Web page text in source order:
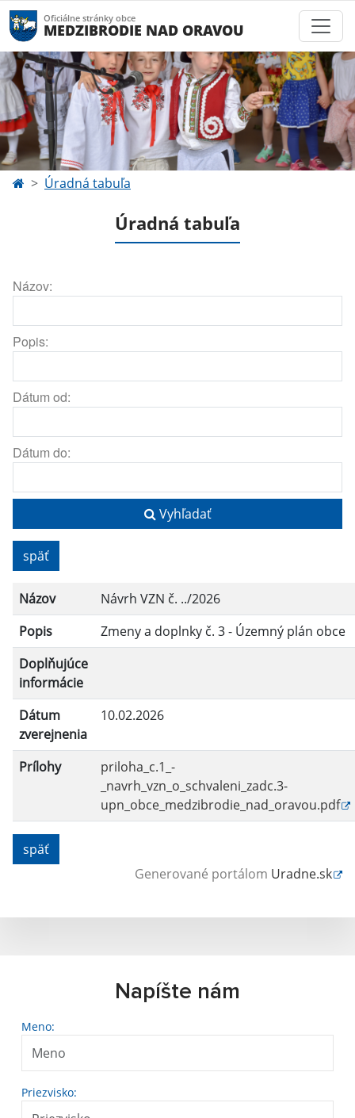
Oficiálne stránky obce
MEDZIBRODIE NAD ORAVOU
Úradná tabuľa
Úradná tabuľa
Názov:
Popis:
Dátum od:
Dátum do:
Vyhľadať
späť
Názov
Návrh VZN č. ../2026
Popis
Zmeny a doplnky č. 3 - Územný plán obce
Doplňujúce
informácie
Dátum
zverejnenia
10.02.2026
Prílohy
priloha_c.1_-
_navrh_vzn_o_schvaleni_zadc.3-
upn_obce_medzibrodie_nad_oravou.pdf
späť
Generované portálom Uradne.sk
Napíšte nám
Meno:
Priezvisko: